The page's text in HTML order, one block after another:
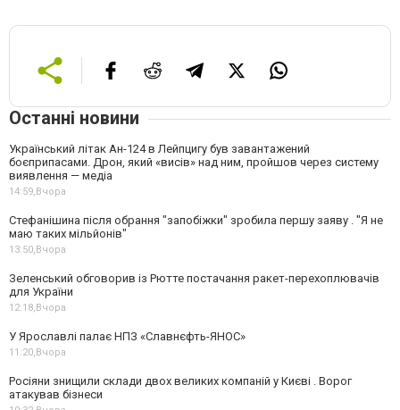
Останні новини
Український літак Ан-124 в Лейпцигу був завантажений
боєприпасами. Дрон, який «висів» над ним, пройшов через систему
виявлення — медіа
14:59,Вчора
Стефанішина після обрання "запобіжки" зробила першу заяву . "Я не
маю таких мільйонів"
13:50,Вчора
Зеленський обговорив із Рютте постачання ракет-перехоплювачів
для України
12:18,Вчора
У Ярославлі палає НПЗ «Славнєфть-ЯНОС»
11:20,Вчора
Росіяни знищили склади двох великих компаній у Києві . Ворог
атакував бізнеси